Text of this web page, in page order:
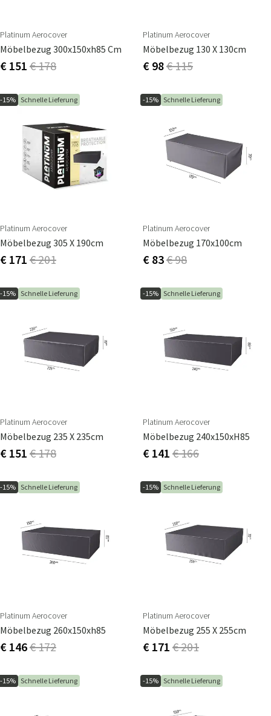
Platinum Aerocover
Möbelbezug 300x150xh85 Cm
€ 151 € 178
Platinum Aerocover
Möbelbezug 130 X 130cm
€ 98€ 115
-15% Schnelle Lieferung
Platinum Aerocover
Möbelbezug 305 X 190cm
€ 171 € 201
-15% Schnelle Lieferung
Platinum Aerocover
Möbelbezug 170x100cm
€ 83€ 98
-15% Schnelle Lieferung
Platinum Aerocover
Möbelbezug 235 X 235cm
€ 151 € 178
-15% Schnelle Lieferung
Platinum Aerocover
Möbelbezug 240x150xH85
€ 141 € 166
-15% Schnelle Lieferung
Platinum Aerocover
Möbelbezug 260x150xh85
€ 146€ 172
-15% Schnelle Lieferung
Platinum Aerocover
Möbelbezug 255 X 255cm
€ 171 € 201
-15% Schnelle Lieferung -15% Schnelle Lieferung